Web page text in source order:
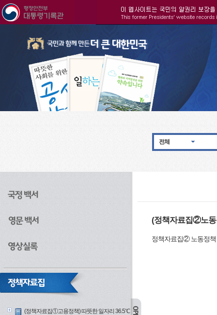
전체
(정책자료집①고용정책) 따뜻한 일자리 36.5℃
(정책자료집②노동
정책자료집② 노동정